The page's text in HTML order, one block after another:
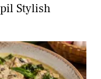
Stylish